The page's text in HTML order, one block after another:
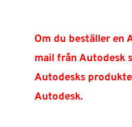
Om du beställer en
mail från Autodesk
Autodesks
Autodesk.